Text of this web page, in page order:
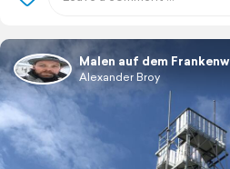
Malen auf dem
Alexander Broy